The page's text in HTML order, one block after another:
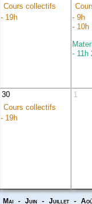
Cours collectifs
- 19h
- 9h
- 10h
- 11h
30
Cours collectifs
- 19h
1
Mai - Juin - Juillet -